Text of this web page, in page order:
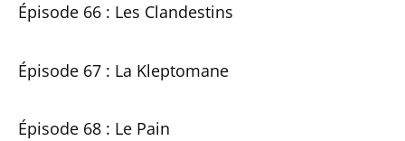
Épisode 66 : Les Clandestins
Épisode 67 : La Kleptomane
Épisode 68 : Le Pain